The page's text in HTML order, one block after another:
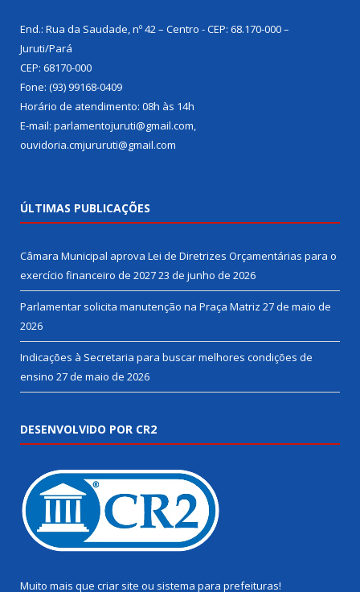
End.: Rua da Saudade, nº 42 – Centro - CEP: 68.170-000 –
Juruti/Pará
CEP: 68170-000
Fone: (93) 99168-0409
Horário de atendimento: 08h às 14h
E-mail: parlamentojuruti@gmail.com,
ouvidoria.cmjururuti@gmail.com
ÚLTIMAS PUBLICAÇÕES
Câmara Municipal aprova Lei de Diretrizes Orçamentárias para o
exercício financeiro de 202723 de junho de 2026
Parlamentar solicita manutenção na Praça Matriz 27 de maio de
2026
Indicações à Secretaria para buscar melhores condições de
ensino 27 de maio de 2026
DESENVOLVIDO POR CR2
Muito mais que criar site ou sistema para prefeituras!